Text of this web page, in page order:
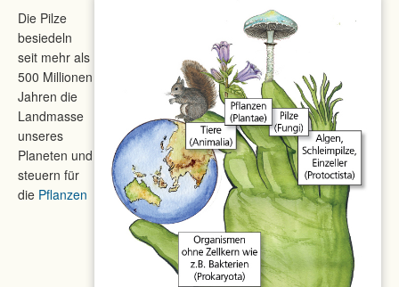
Die Pilze
besiedeln
seit mehr als
500 Millionen
Jahren die
Landmasse
unseres
Planeten und
steuern für
die Pflanzen